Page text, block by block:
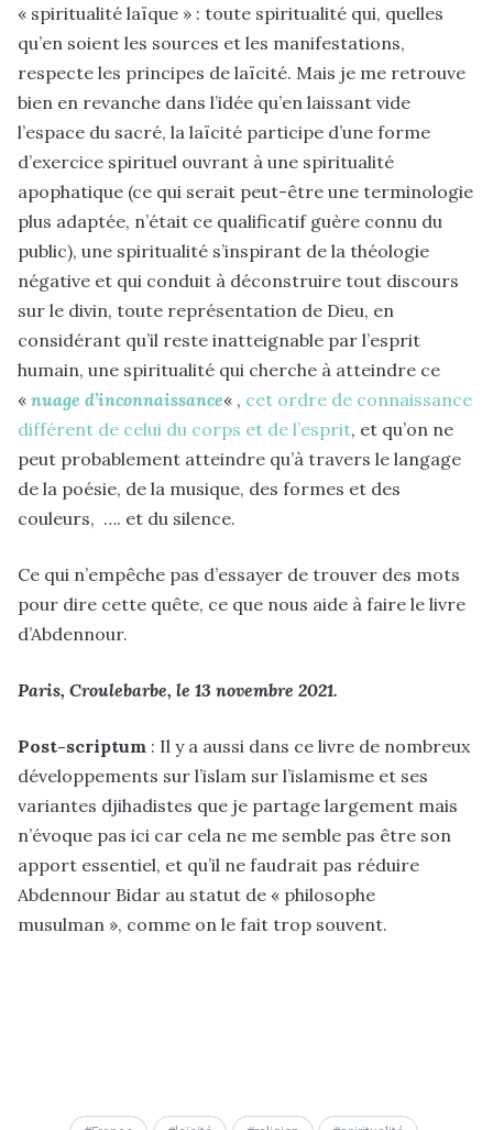
« spiritualité laïque » : toute spiritualité qui, quelles
qu’en soient les sources et les manifestations,
respecte les principes de laïcité. Mais je me retrouve
bien en revanche dans l’idée qu’en laissant vide
l’espace du sacré, la laïcité participe d’une forme
d’exercice spirituel ouvrant à une spiritualité
apophatique (ce qui serait peut-être une terminologie
plus adaptée, n’était ce qualificatif guère connu du
public), une spiritualité s’inspirant de la théologie
négative et qui conduit à déconstruire tout discours
sur le divin, toute représentation de Dieu, en
considérant qu’il reste inatteignable par l’esprit
humain, une spiritualité qui cherche à atteindre ce
« nuage d’inconnaissance« , cet ordre de connaissance
différent de celui du corps et de l’esprit, et qu’on ne
peut probablement atteindre qu’à travers le langage
de la poésie, de la musique, des formes et des
couleurs, …. et du silence.
Ce qui n’empêche pas d’essayer de trouver des mots
pour dire cette quête, ce que nous aide à faire le livre
d’Abdennour.
Paris, Croulebarbe, le 13 novembre 2021.
Post-scriptum : Il y a aussi dans ce livre de nombreux
développements sur l’islam sur l’islamisme et ses
variantes djihadistes que je partage largement mais
n’évoque pas ici car cela ne me semble pas être son
apport essentiel, et qu’il ne faudrait pas réduire
Abdennour Bidar au statut de « philosophe
musulman », comme on le fait trop souvent.